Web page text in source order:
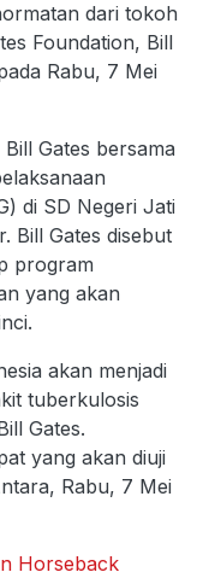
dari tokoh
Foundation, Bill
Rabu, 7 Mei
Gates bersama
di SD Negeri Jati
Bill Gates disebut
program
yang akan
akan menjadi
tuberkulosis
Gates.
yang akan diuji
Rabu, 7 Mei
Horseback